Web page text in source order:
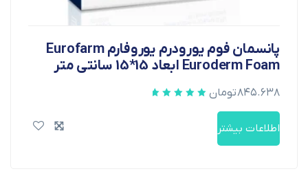
پانسمان فوم یورودرم یوروفارم Eurofarm
Euroderm Foam ابعاد 15*15 سانتی متر
۸۴۵.۶۳۸تومان
اطلاعات بیشتر